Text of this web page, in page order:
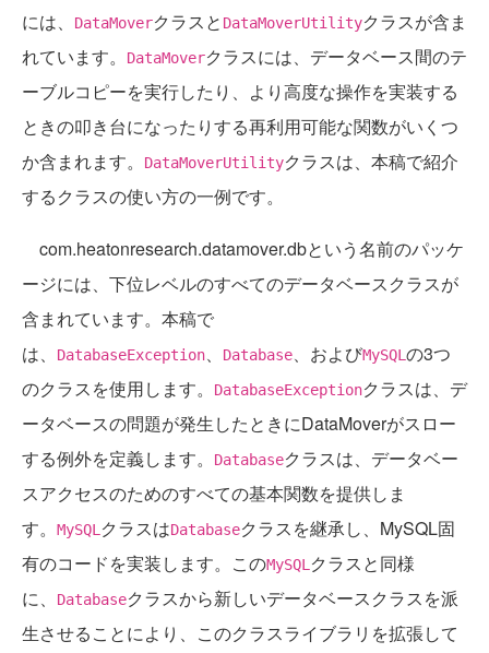
には、
DataMoverクラスと DataMoverUtilityクラスが含ま
れています。
DataMoverクラスには、データベース間のテ
ーブルコピーを実行したり、より高度な操作を実装する
ときの叩き台になったりする再利用可能な関数がいくつ
か含まれます。
DataMoverUtilityクラスは、本稿で紹介
するクラスの使い方の一例です。
com.heatonresearch.datamover.dbという名前のパッケ
ージには、下位レベルのすべてのデータベースクラスが
含まれています。本稿で
は、
DatabaseException、 Database、およびMySQL の3つ
のクラスを使用します。
DatabaseExceptionクラスは、デ
ータベースの問題が発生したときにDataMoverがスロー
する例外を定義します。
Databaseクラスは、データベー
スアクセスのためのすべての基本関数を提供しま
す。
MySQL クラスはDatabaseクラスを継承し、MySQL固
有のコードを実装します。このMySQL クラスと同様
に、
Databaseクラスから新しいデータベースクラスを派
生させることにより、このクラスライブラリを拡張して